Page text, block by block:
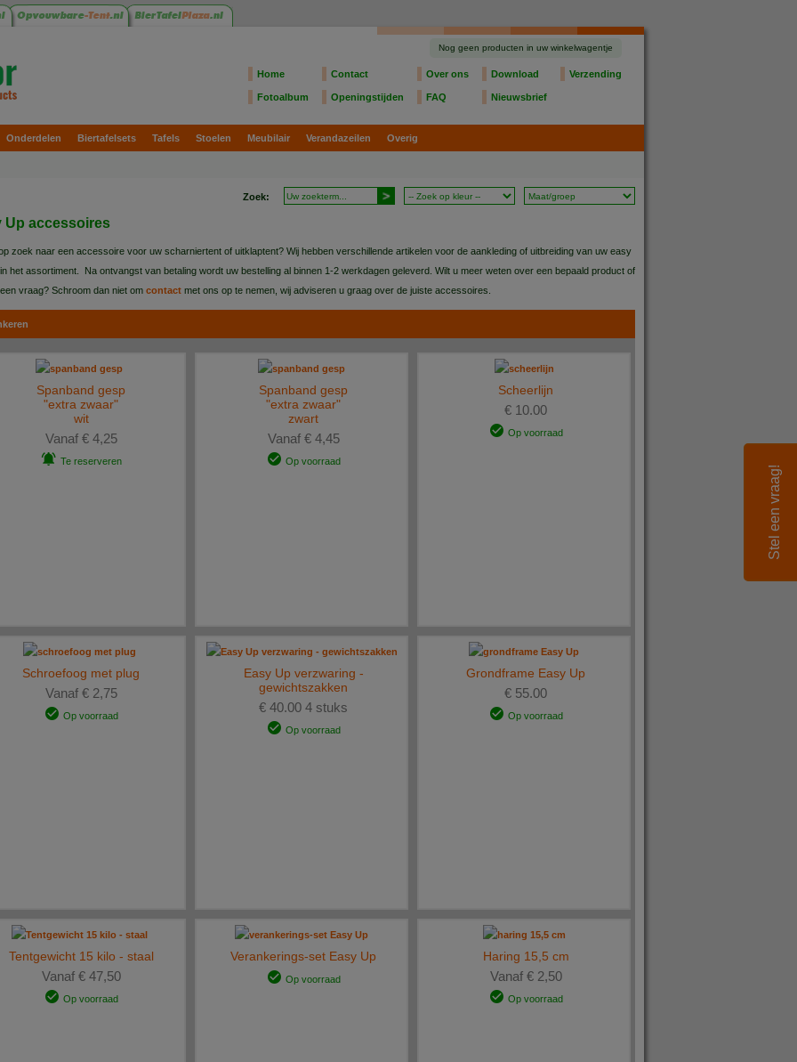
Home Contact Over ons Download Verzending
Fotoalbum Openingstijden FAQ Nieuwsbrief
Nog geen producten in uw winkelwagentje
Onderdelen Biertafelsets Tafels Stoelen Meubilair Verandazeilen Overig
Zoek:
Up accessoires
zoek naar een accessoire voor uw scharniertent of uitklaptent? Wij hebben verschillende artikelen voor de aankleding of uitbreiding van uw easy
het assortiment. Na ontvangst van betaling wordt uw bestelling al binnen 1-2 werkdagen geleverd. Wilt u meer weten over een bepaald product of
vraag? Schroom dan niet om contact met ons op te nemen, wij adviseren u graag over de juiste accessoires.
Spanband gesp
"extra zwaar"
wit
Vanaf € 4,25
Te reserveren
Spanband gesp
"extra zwaar"
zwart
Vanaf € 4,45
Op voorraad
Scheerlijn
€ 10.00
Op voorraad
Schroefoog met plug
Vanaf € 2,75
Op voorraad
Easy Up verzwaring -
gewichtszakken
€ 40.00 4 stuks
Op voorraad
Grondframe Easy Up
€ 55.00
Op voorraad
Tentgewicht 15 kilo - staal
Vanaf € 47,50
Op voorraad
Verankerings-set Easy Up
Op voorraad
Haring 15,5 cm
Vanaf € 2,50
Op voorraad
Stel een vraag!